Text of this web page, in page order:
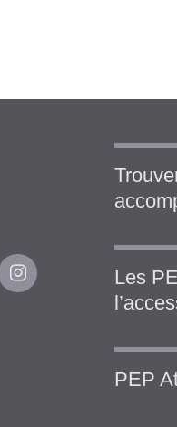
Les
PEP